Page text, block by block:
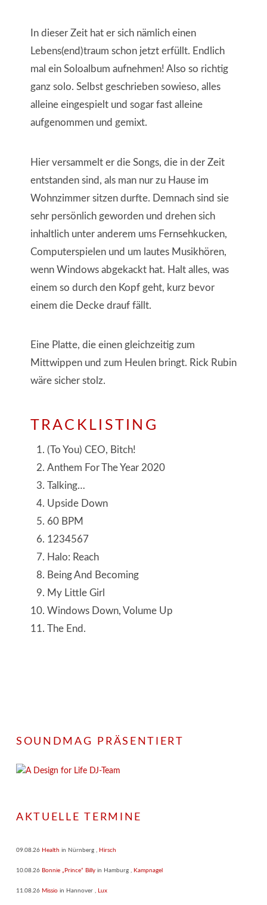
In dieser Zeit hat er sich nämlich einen
Lebens(end)traum schon jetzt erfüllt. Endlich
mal ein Soloalbum aufnehmen! Also so richtig
ganz solo. Selbst geschrieben sowieso, alles
alleine eingespielt und sogar fast alleine
aufgenommen und gemixt.
Hier versammelt er die Songs, die in der Zeit
entstanden sind, als man nur zu Hause im
Wohnzimmer sitzen durfte. Demnach sind sie
sehr persönlich geworden und drehen sich
inhaltlich unter anderem ums Fernsehkucken,
Computerspielen und um lautes Musikhören,
wenn Windows abgekackt hat. Halt alles, was
einem so durch den Kopf geht, kurz bevor
einem die Decke drauf fällt.
Eine Platte, die einen gleichzeitig zum
Mittwippen und zum Heulen bringt. Rick Rubin
wäre sicher stolz.
TRACKLISTING
(To You) CEO, Bitch!
Anthem For The Year 2020
Talking…
Upside Down
60 BPM
1234567
Halo: Reach
Being And Becoming
My Little Girl
Windows Down, Volume Up
The End.
SOUNDMAG PRÄSENTIERT
AKTUELLE TERMINE
09.08.26 Health in Nürnberg Hirsch
10.08.26 Bonnie „Prince“ Billy in Hamburg Kampnagel
11.08.26 Missio in Hannover Lux